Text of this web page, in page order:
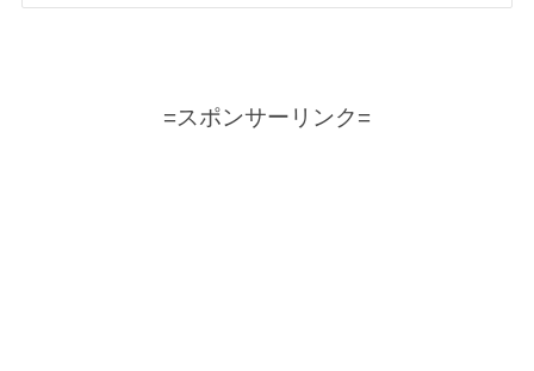
=スポンサーリンク=